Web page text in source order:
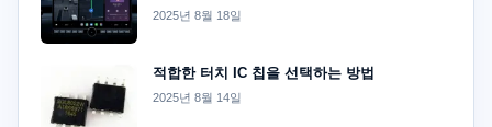
2025년 8월 18일
적합한 터치 IC 칩을 선택하는 방법
2025년 8월 14일